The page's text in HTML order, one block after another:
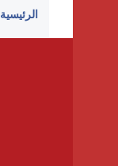
الرئيسية